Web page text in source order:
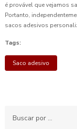
é provável que vejamos
Portanto,
sacos adesivos
Tags:
Saco adesivo